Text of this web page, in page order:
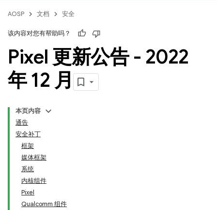
AOSP 文档 安全
该内容对您有帮助吗？
Pixel 更新公告 - 2022
年 12 月
本页内容
通告
安全补丁
框架
媒体框架
系统
内核组件
Pixel
Qualcomm 组件